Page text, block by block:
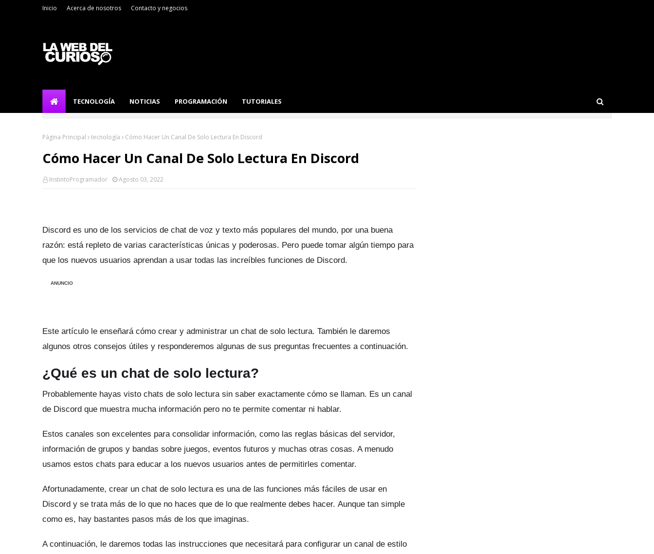
Inicio Acerca de nosotros Contacto y negocios
TECNOLOGÍA NOTICIAS PROGRAMACIÓN TUTORIALES
Página Principal tecnología Cómo Hacer Un Canal De Solo Lectura En Discord
Cómo Hacer Un Canal De Solo Lectura En Discord
InstintoProgramador Agosto 03, 2022
Discord es uno de los servicios de chat de voz y texto más populares del mundo, por una buena
razón: está repleto de varias características únicas y poderosas. Pero puede tomar algún tiempo para
que los nuevos usuarios aprendan a usar todas las increíbles funciones de Discord.
ANUNCIO
Este artículo le enseñará cómo crear y administrar un chat de solo lectura. También le daremos
algunos otros consejos útiles y responderemos algunas de sus preguntas frecuentes a continuación.
¿Qué es un chat de solo lectura?
Probablemente hayas visto chats de solo lectura sin saber exactamente cómo se llaman. Es un canal
de Discord que muestra mucha información pero no te permite comentar ni hablar.
Estos canales son excelentes para consolidar información, como las reglas básicas del servidor,
información de grupos y bandas sobre juegos, eventos futuros y muchas otras cosas. A menudo
usamos estos chats para educar a los nuevos usuarios antes de permitirles comentar.
Afortunadamente, crear un chat de solo lectura es una de las funciones más fáciles de usar en
Discord y se trata más de lo que no haces que de lo que realmente debes hacer. Aunque tan simple
como es, hay bastantes pasos más de los que imaginas.
A continuación, le daremos todas las instrucciones que necesitará para configurar un canal de estilo